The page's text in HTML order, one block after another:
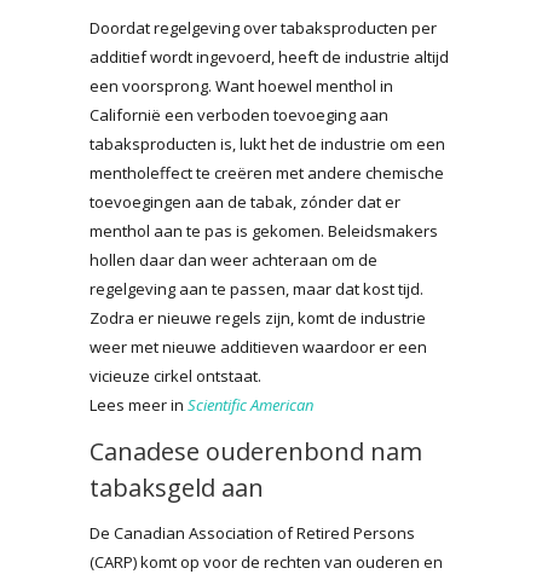
Doordat regelgeving over tabaksproducten per
additief wordt ingevoerd, heeft de industrie altijd
een voorsprong. Want hoewel menthol in
Californië een verboden toevoeging aan
tabaksproducten is, lukt het de industrie om een
mentholeffect te creëren met andere chemische
toevoegingen aan de tabak, zónder dat er
menthol aan te pas is gekomen. Beleidsmakers
hollen daar dan weer achteraan om de
regelgeving aan te passen, maar dat kost tijd.
Zodra er nieuwe regels zijn, komt de industrie
weer met nieuwe additieven waardoor er een
vicieuze cirkel ontstaat.
Lees meer in Scientific American
Canadese ouderenbond nam
tabaksgeld aan
De Canadian Association of Retired Persons
(CARP) komt op voor de rechten van ouderen en